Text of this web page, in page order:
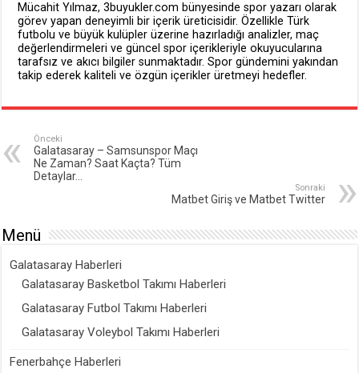
Mücahit Yılmaz, 3buyukler.com bünyesinde spor yazarı olarak
görev yapan deneyimli bir içerik üreticisidir. Özellikle Türk
futbolu ve büyük kulüpler üzerine hazırladığı analizler, maç
değerlendirmeleri ve güncel spor içerikleriyle okuyucularına
tarafsız ve akıcı bilgiler sunmaktadır. Spor gündemini yakından
takip ederek kaliteli ve özgün içerikler üretmeyi hedefler.
Önceki
Galatasaray – Samsunspor Maçı
Ne Zaman? Saat Kaçta? Tüm
Detaylar…
Sonraki
Matbet Giriş ve Matbet Twitter
Menü
Galatasaray Haberleri
Galatasaray Basketbol Takımı Haberleri
Galatasaray Futbol Takımı Haberleri
Galatasaray Voleybol Takımı Haberleri
Fenerbahçe Haberleri